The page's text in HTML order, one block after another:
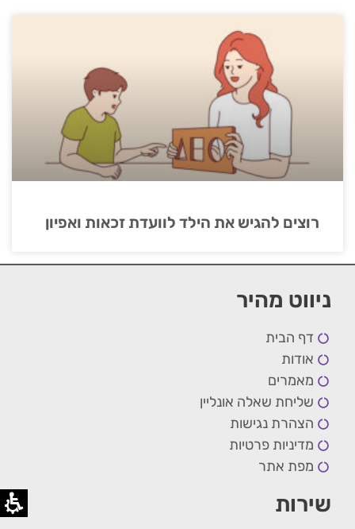
רוצים להגיש את הילד לוועדת זכאות ואפיון
ניווט מהיר
דף הבית
אודות
מאמרים
שליחת שאלה אונליין
הצהרת נגישות
מדיניות פרטיות
מפת אתר
שירות